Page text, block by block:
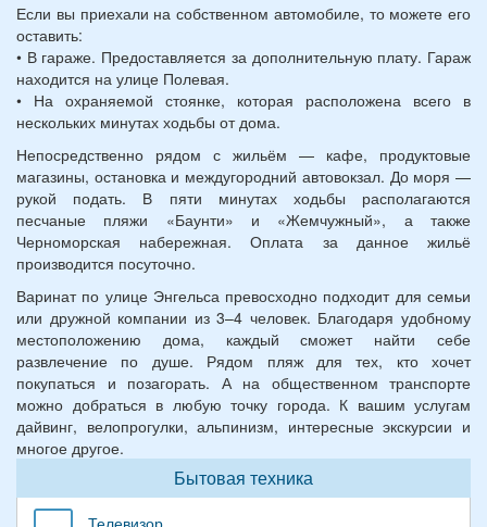
Если вы приехали на собственном автомобиле, то можете его
оставить:
• В гараже. Предоставляется за дополнительную плату. Гараж
находится на улице Полевая.
• На охраняемой стоянке, которая расположена всего в
нескольких минутах ходьбы от дома.
Непосредственно рядом с жильём — кафе, продуктовые
магазины, остановка и междугородний автовокзал. До моря —
рукой подать. В пяти минутах ходьбы располагаются
песчаные пляжи «Баунти» и «Жемчужный», а также
Черноморская набережная. Оплата за данное жильё
производится посуточно.
Варинат по улице Энгельса превосходно подходит для семьи
или дружной компании из 3–4 человек. Благодаря удобному
местоположению дома, каждый сможет найти себе
развлечение по душе. Рядом пляж для тех, кто хочет
покупаться и позагорать. А на общественном транспорте
можно добраться в любую точку города. К вашим услугам
дайвинг, велопрогулки, альпинизм, интересные экскурсии и
многое другое.
Бытовая техника
Телевизор